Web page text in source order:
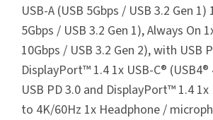
USB-A (USB 5Gbps / USB 3.2 Gen 1)
5Gbps / USB 3.2 Gen 1), Always On
10Gbps / USB 3.2 Gen 2), with USB
DisplayPort™ 1.4 1x USB-C®
USB PD 3.0 and DisplayPort™ 1.4 1x
to 4K/60Hz 1x Headphone /